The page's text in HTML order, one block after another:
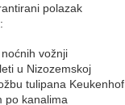
polazak
vožnji
u Nizozemskoj
tulipana Keukenhof
po kanalima